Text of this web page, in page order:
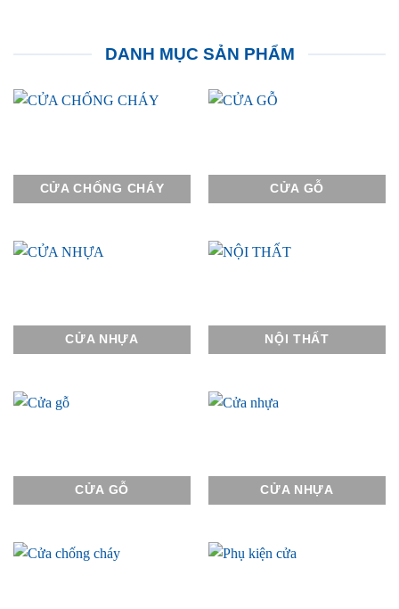
DANH MỤC SẢN PHẨM
CỬA CHỐNG CHÁY CỬA GỖ
CỬA NHỰA NỘI THẤT
CỬA GỖ CỬA NHỰA